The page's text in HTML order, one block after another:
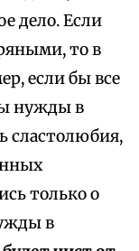
дело. Если
то в
если бы все
нужды в
сластолюбия,
только о
в